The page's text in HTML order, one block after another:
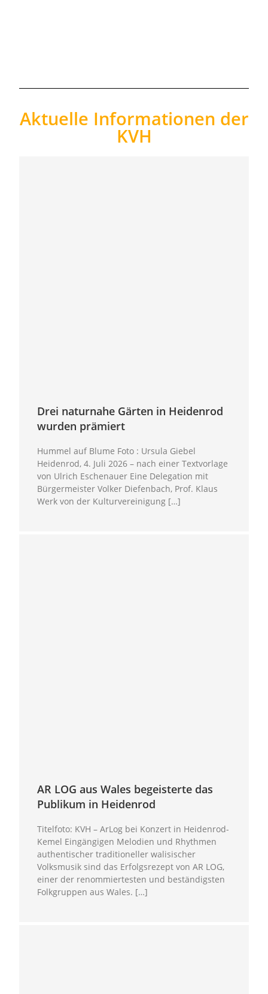
Aktuelle Informationen der
KVH​
Drei naturnahe Gärten in Heidenrod
wurden prämiert
Hummel auf Blume Foto : Ursula Giebel
Heidenrod, 4. Juli 2026 – nach einer Textvorlage
von Ulrich Eschenauer Eine Delegation mit
Bürgermeister Volker Diefenbach, Prof. Klaus
Werk von der Kulturvereinigung […]
AR LOG aus Wales begeisterte das
Publikum in Heidenrod
Titelfoto: KVH – ArLog bei Konzert in Heidenrod-
Kemel Eingängigen Melodien und Rhythmen
authentischer traditioneller walisischer
Volksmusik sind das Erfolgsrezept von AR LOG,
einer der renommiertesten und beständigsten
Folkgruppen aus Wales. […]